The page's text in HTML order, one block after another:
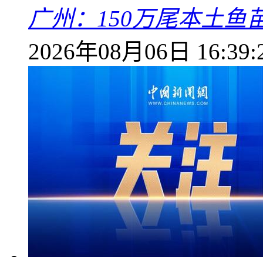
广州：150万尾本土鱼
2026年08月06日